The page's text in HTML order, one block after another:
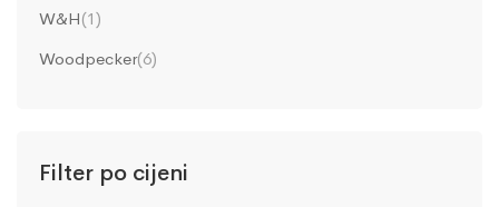
W&H(1)
Woodpecker(6)
Filter po cijeni